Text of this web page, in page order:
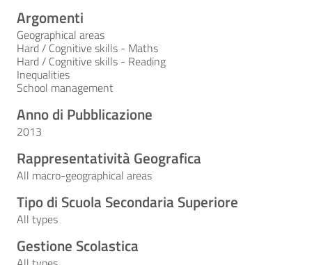
Argomenti
Geographical areas
Hard / Cognitive skills - Maths
Hard / Cognitive skills - Reading
Inequalities
School management
Anno di Pubblicazione
2013
Rappresentatività Geografica
All macro-geographical areas
Tipo di Scuola Secondaria Superiore
All types
Gestione Scolastica